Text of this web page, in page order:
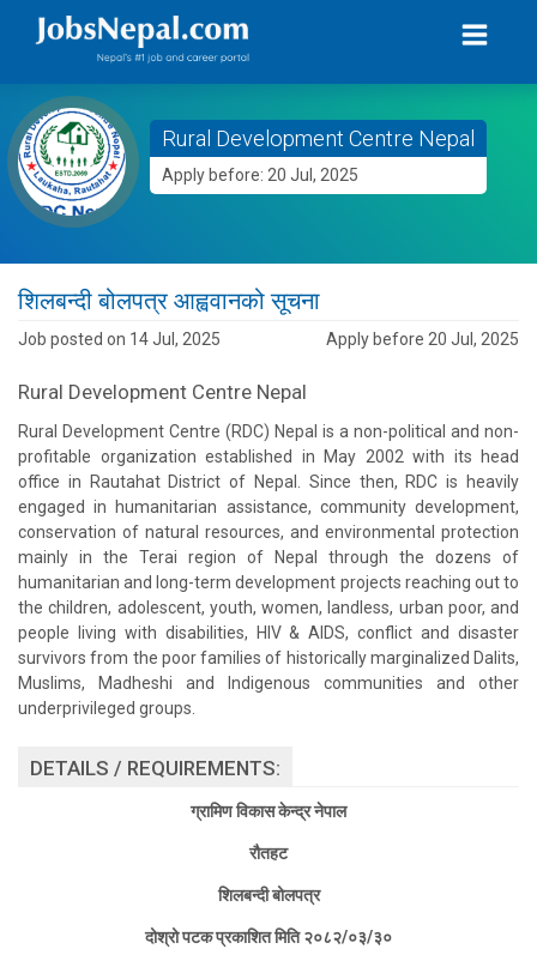
Rural Development Centre Nepal
Apply before: 20 Jul, 2025
शिलबन्दी बोलपत्र आह्ववानको सूचना
Job posted on 14 Jul, 2025 Apply before 20 Jul, 2025
Rural Development Centre Nepal
Rural Development Centre (RDC) Nepal is a non-political and non-
profitable organization established in May 2002 with its head
office in Rautahat District of Nepal. Since then, RDC is heavily
engaged in humanitarian assistance, community development,
conservation of natural resources, and environmental protection
mainly in the Terai region of Nepal through the dozens of
humanitarian and long-term development projects reaching out to
the children, adolescent, youth, women, landless, urban poor, and
people living with disabilities, HIV & AIDS, conflict and disaster
survivors from the poor families of historically marginalized Dalits,
Muslims, Madheshi and Indigenous communities and other
underprivileged groups.
DETAILS / REQUIREMENTS:
ग्रामिण विकास केन्द्र नेपाल
रौतहट
शिलबन्दी बोलपत्र
दोश्रो पटक प्रकाशित मिति २०८२/०३/३०